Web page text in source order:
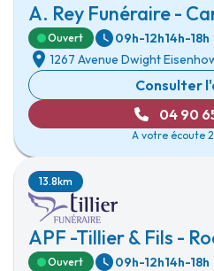
A. Rey Funéraire -
Ouvert 09h-12h14h-18h
1267 Avenue Dwight
Consulter
04 90
A votre écoute
APF -Tillier & Fils -
13.8km
Ouvert 09h-12h14h-18h